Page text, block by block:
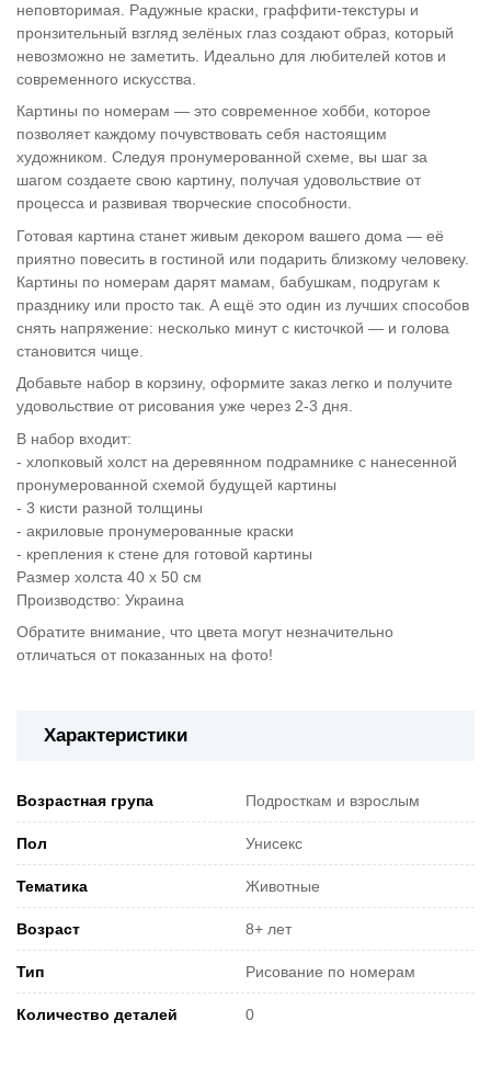
неповторимая. Радужные краски, граффити-текстуры и
пронзительный взгляд зелёных глаз создают образ, который
невозможно не заметить. Идеально для любителей котов и
современного искусства.
Картины по номерам — это современное хобби, которое
позволяет каждому почувствовать себя настоящим
художником. Следуя пронумерованной схеме, вы шаг за
шагом создаете свою картину, получая удовольствие от
процесса и развивая творческие способности.
Готовая картина станет живым декором вашего дома — её
приятно повесить в гостиной или подарить близкому человеку.
Картины по номерам дарят мамам, бабушкам, подругам к
празднику или просто так. А ещё это один из лучших способов
снять напряжение: несколько минут с кисточкой — и голова
становится чище.
Добавьте набор в корзину, оформите заказ легко и получите
удовольствие от рисования уже через 2-3 дня.
В набор входит:
- хлопковый холст на деревянном подрамнике с нанесенной
пронумерованной схемой будущей картины
- 3 кисти разной толщины
- акриловые пронумерованные краски
- крепления к стене для готовой картины
Размер холста 40 х 50 см
Производство: Украина
Обратите внимание, что цвета могут незначительно
отличаться от показанных на фото!
Характеристики
Возрастная група Подросткам и взрослым
Пол Унисекс
Тематика Животные
Возраст 8+ лет
Тип Рисование по номерам
Количество деталей 0